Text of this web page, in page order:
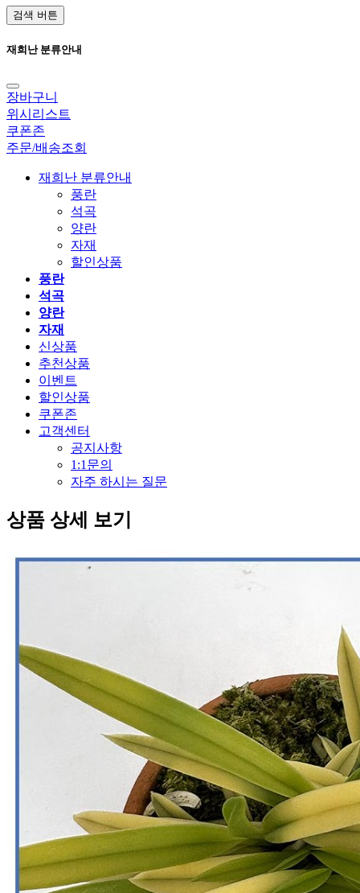
검색 버튼
재희난 분류안내
장바구니
위시리스트
쿠폰존
주문/배송조회
재희난 분류안내
풍란
석곡
양란
자재
할인상품
풍란
석곡
양란
자재
신상품
추천상품
이벤트
할인상품
쿠폰존
고객센터
공지사항
1:1문의
자주 하시는 질문
상품 상세 보기